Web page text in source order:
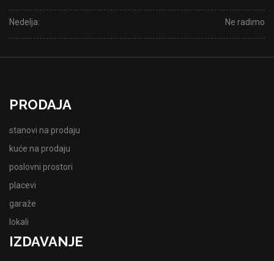
Nedelja: Ne radimo
PRODAJA
stanovi na prodaju
kuće na prodaju
poslovni prostori
placevi
garaže
lokali
IZDAVANJE